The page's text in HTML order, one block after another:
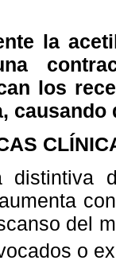
la
los
causando
del
o